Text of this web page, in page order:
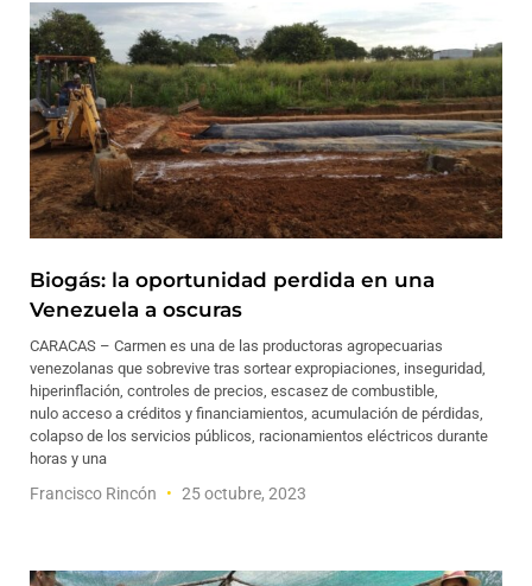
Biogás: la oportunidad perdida en una
Venezuela a oscuras
CARACAS – Carmen es una de las productoras agropecuarias
venezolanas que sobrevive tras sortear expropiaciones, inseguridad,
hiperinflación, controles de precios, escasez de combustible,
nulo acceso a créditos y financiamientos, acumulación de pérdidas,
colapso de los servicios públicos, racionamientos eléctricos durante
horas y una
Francisco Rincón 25 octubre, 2023